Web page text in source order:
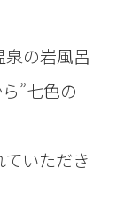
泉の岩風呂
”七色の
いただき